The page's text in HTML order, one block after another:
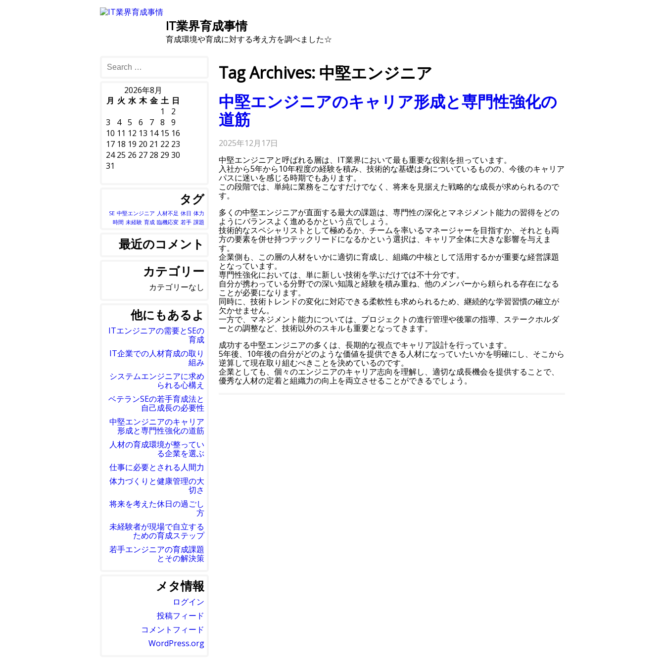
IT業界育成事情
育成環境や育成に対する考え方を調べました☆
Tag Archives: 中堅エンジニア
中堅エンジニアのキャリア形成と専門性強化の
道筋
2025年12月17日
中堅エンジニアと呼ばれる層は、IT業界において最も重要な役割を担っています。
入社から5年から10年程度の経験を積み、技術的な基礎は身についているものの、今後のキャリア
パスに迷いを感じる時期でもあります。
この段階では、単純に業務をこなすだけでなく、将来を見据えた戦略的な成長が求められるので
す。
多くの中堅エンジニアが直面する最大の課題は、専門性の深化とマネジメント能力の習得をどの
ようにバランスよく進めるかという点でしょう。
技術的なスペシャリストとして極めるか、チームを率いるマネージャーを目指すか、それとも両
方の要素を併せ持つテックリードになるかという選択は、キャリア全体に大きな影響を与えま
す。
企業側も、この層の人材をいかに適切に育成し、組織の中核として活用するかが重要な経営課題
となっています。
専門性強化においては、単に新しい技術を学ぶだけでは不十分です。
自分が携わっている分野での深い知識と経験を積み重ね、他のメンバーから頼られる存在になる
ことが必要になります。
同時に、技術トレンドの変化に対応できる柔軟性も求められるため、継続的な学習習慣の確立が
欠かせません。
一方で、マネジメント能力については、プロジェクトの進行管理や後輩の指導、ステークホルダ
ーとの調整など、技術以外のスキルも重要となってきます。
成功する中堅エンジニアの多くは、長期的な視点でキャリア設計を行っています。
5年後、10年後の自分がどのような価値を提供できる人材になっていたいかを明確にし、そこから
逆算して現在取り組むべきことを決めているのです。
企業としても、個々のエンジニアのキャリア志向を理解し、適切な成長機会を提供することで、
優秀な人材の定着と組織力の向上を両立させることができるでしょう。
2026年8月
月 火 水 木 金 土 日
1
2
3
4 5 6 7 8
9
10 11 12 13 14 15 16
17 18 19 20 21 22 23
24 25 26 27 28 29 30
31
タグ
SE 中堅エンジニア 人材不足 休日 体力
時間 未経験 育成 臨機応変 若手 課題
最近のコメント
カテゴリー
カテゴリーなし
他にもあるよ
ITエンジニアの需要とSEの
育成
IT企業での人材育成の取り
組み
システムエンジニアに求め
られる心構え
ベテランSEの若手育成法と
自己成長の必要性
中堅エンジニアのキャリア
形成と専門性強化の道筋
人材の育成環境が整ってい
る企業を選ぶ
仕事に必要とされる人間力
体力づくりと健康管理の大
切さ
将来を考えた休日の過ごし
方
未経験者が現場で自立する
ための育成ステップ
若手エンジニアの育成課題
とその解決策
メタ情報
ログイン
投稿フィード
コメントフィード
WordPress.org